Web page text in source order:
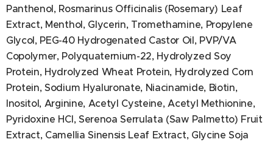
Panthenol, Rosmarinus Officinalis (Rosemary) Leaf
Extract, Menthol, Glycerin, Tromethamine, Propylene
Glycol, PEG-40 Hydrogenated Castor Oil, PVP/VA
Copolymer, Polyquaternium-22, Hydrolyzed Soy
Protein, Hydrolyzed Wheat Protein, Hydrolyzed Corn
Protein, Sodium Hyaluronate, Niacinamide, Biotin,
Inositol, Arginine, Acetyl Cysteine, Acetyl Methionine,
Pyridoxine HCl, Serenoa Serrulata (Saw Palmetto) Fruit
Extract, Camellia Sinensis Leaf Extract, Glycine Soja